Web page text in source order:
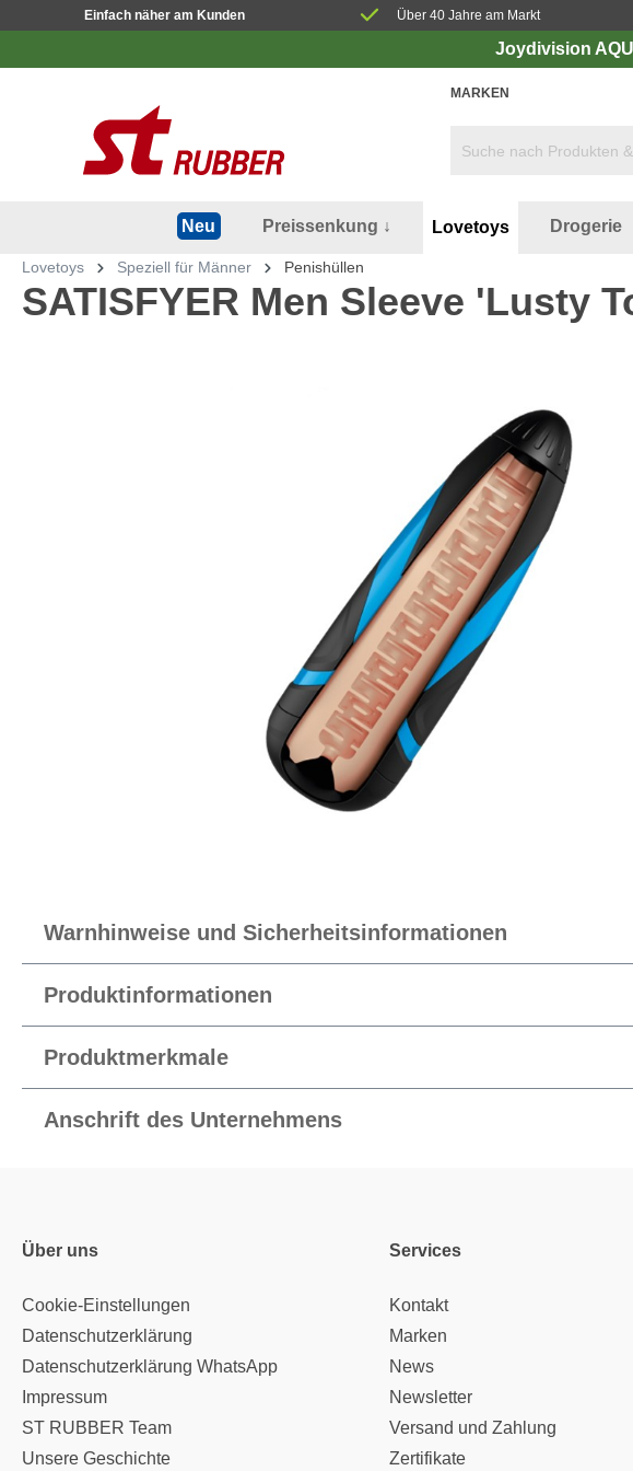
Einfach näher am Kunden Über 40 Jahre am Markt
Joydivision
MARKEN
Neu Preissenkung ↓ Lovetoys Drogerie
Lovetoys Speziell für Männer Penishüllen
SATISFYER Men Sleeve 'Lusty
Warnhinweise und Sicherheitsinformationen
Produktinformationen
Produktmerkmale
Anschrift des Unternehmens
Über uns
Cookie-Einstellungen
Datenschutzerklärung
Datenschutzerklärung WhatsApp
Impressum
ST RUBBER Team
Unsere Geschichte
Services
Kontakt
Marken
News
Newsletter
Versand und Zahlung
Zertifikate